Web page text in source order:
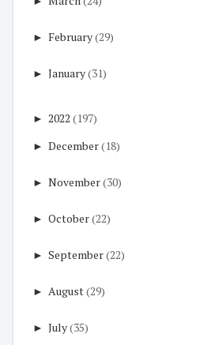
► February(29)
► January(31)
► 2022 (197)
► December(18)
► November(30)
► October(22)
► September(22)
► August(29)
► July(35)